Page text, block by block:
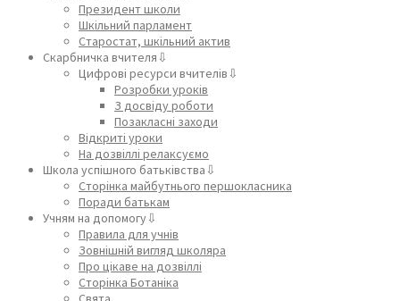
Президент школи
Шкільний парламент
Старостат, шкільний актив
Скарбничка вчителя⇩
Цифрові ресурси вчителів⇩
Розробки уроків
З досвіду роботи
Позакласні заходи
Відкриті уроки
На дозвіллі релаксуємо
Школа успішного батьківства⇩
Сторінка майбутнього першокласника
Поради батькам
Учням на допомогу⇩
Правила для учнів
Зовнішній вигляд школяра
Про цікаве на дозвіллі
Сторінка Ботаніка